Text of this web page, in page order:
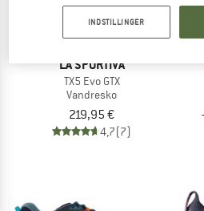
LA SPORTIVA
TX5 Evo GTX
Vandresko
219,95 €
4,7(7)
INDSTILLINGER